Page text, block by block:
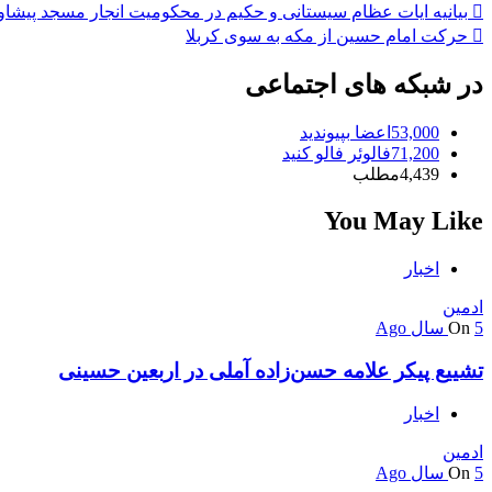
راهبری
نوشته
بیانیه ایات عظام سیستانی و حکیم در محکومیت انجار مسجد
حرکت امام حسین از مکه به سوی کربلا
در شبکه های اجتماعی
53,000 اعضا بپیوندید
71,200فالوئر فالو کنید
4,439مطلب
You May Like
اخبار
ادمین
On 5 سال Ago
تشییع پیکر علامه حسن‌زاده آملی در اربعین حسینی
اخبار
ادمین
On 5 سال Ago